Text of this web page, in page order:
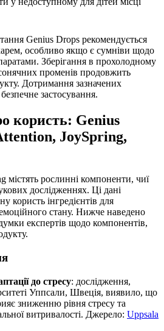
Genius Drops рекомендується
особливо якщо є сумніви щодо
Зберігання в прохолодному
променів продовжить
Дотримання зазначених
застосування.
користь: Genius
JoySpring,
містять рослинні компоненти, чиї
дослідженнях. Ці дані
користь інгредієнтів для
стану. Нижче наведено
експертів щодо компонентів,
до стресу: дослідження,
Уппсали, Швеція, виявило, що
зниженню рівня стресу та
витривалості. Джерело: Uppsala